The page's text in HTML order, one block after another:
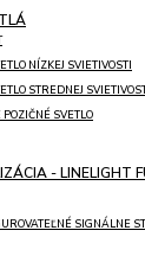
NÍZKEJ SVIETIVOSTI
STREDNEJ
SVETLO
- LINELIGHT
SIGNÁLNE